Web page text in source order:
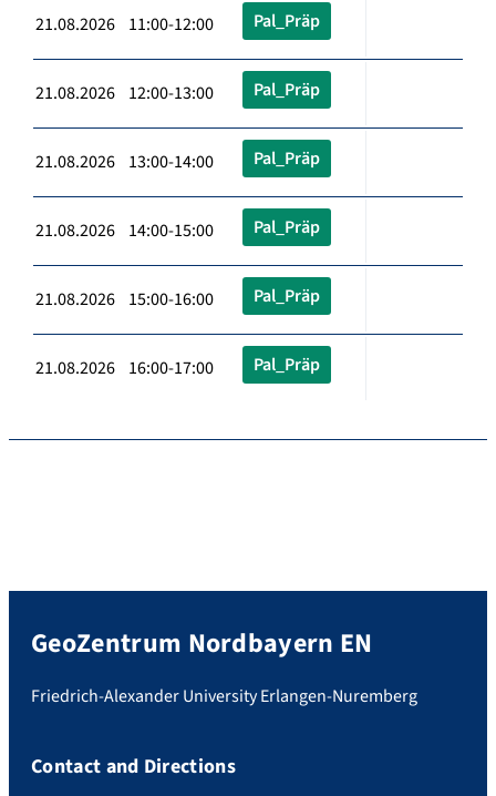
21.08.2026 11:00-12:00 Pal_Präp
21.08.2026 12:00-13:00 Pal_Präp
21.08.2026 13:00-14:00 Pal_Präp
21.08.2026 14:00-15:00 Pal_Präp
21.08.2026 15:00-16:00 Pal_Präp
21.08.2026 16:00-17:00 Pal_Präp
GeoZentrum Nordbayern EN
Friedrich-Alexander University Erlangen-Nuremberg
Contact and Directions